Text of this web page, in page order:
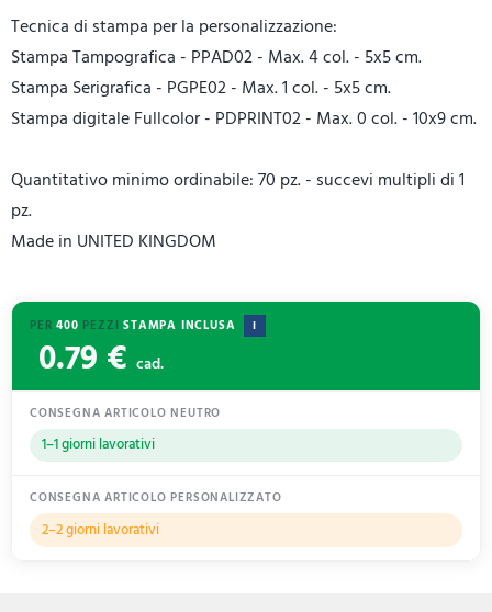
Tecnica di stampa per la personalizzazione:
Stampa Tampografica - PPAD02 - Max. 4 col. - 5x5 cm.
Stampa Serigrafica - PGPE02 - Max. 1 col. - 5x5 cm.
Stampa digitale Fullcolor - PDPRINT02 - Max. 0 col. - 10x9 cm.
Quantitativo minimo ordinabile: 70 pz. - succevi multipli di 1
pz.
Made in UNITED KINGDOM
PER400 PEZZISTAMPA INCLUSA I
0.79 € cad.
CONSEGNA ARTICOLO NEUTRO
1–1 giorni lavorativi
CONSEGNA ARTICOLO PERSONALIZZATO
2–2 giorni lavorativi